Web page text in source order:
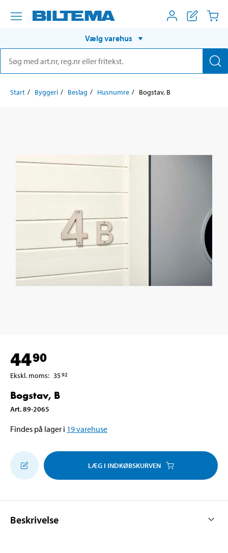
Vælg varehus
Start Byggeri Beslag Husnumre Bogstav, B
4490
Ekskl. moms: 3592
Bogstav, B
Art.89-2065
Findes på lager i 19varehuse
LÆG I INDKØBSKURVEN
Beskrivelse